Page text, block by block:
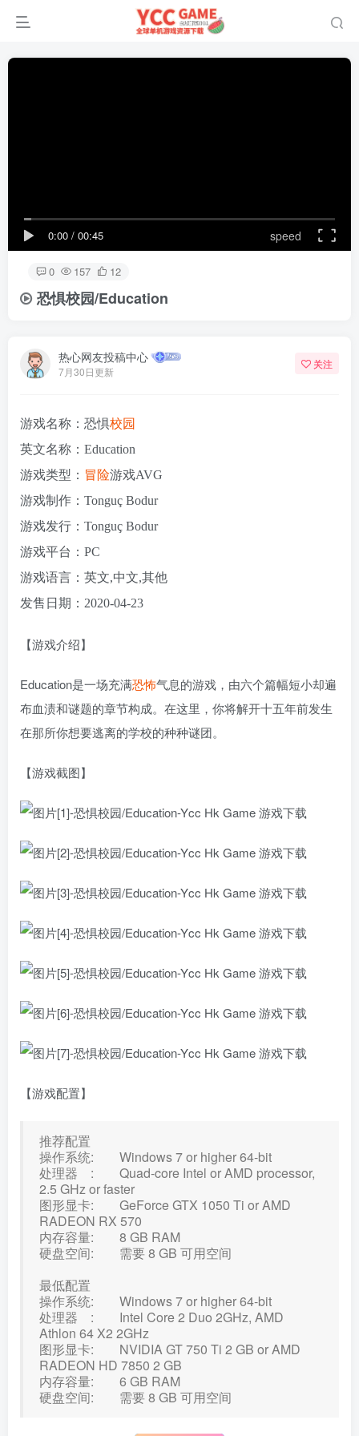
0:00 / 00:45 speed
0 157 12
恐惧校园/Education
热心网友投稿中心
7月30日更新
关注
游戏名称：恐惧校园
英文名称：Education
游戏类型： 冒险游戏AVG
游戏制作：Tonguç Bodur
游戏发行：Tonguç Bodur
游戏平台：PC
游戏语言：英文,中文,其他
发售日期：2020-04-23
【游戏介绍】
Education是一场充满恐怖气息的游戏，由六个篇幅短小却遍
布血渍和谜题的章节构成。在这里，你将解开十五年前发生
在那所你想要逃离的学校的种种谜团。
【游戏截图】
【游戏配置】
推荐配置
操作系统: Windows 7 or higher 64-bit
处理器 : Quad-core Intel or AMD processor,
2.5 GHz or faster
图形显卡: GeForce GTX 1050 Ti or AMD
RADEON RX 570
内存容量: 8 GB RAM
硬盘空间: 需要 8 GB 可用空间
最低配置
操作系统: Windows 7 or higher 64-bit
处理器 : Intel Core 2 Duo 2GHz, AMD
Athlon 64 X2 2GHz
图形显卡: NVIDIA GT 750 Ti 2 GB or AMD
RADEON HD 7850 2 GB
内存容量: 6 GB RAM
硬盘空间: 需要 8 GB 可用空间